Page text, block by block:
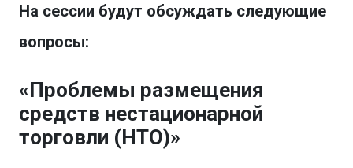
На сессии будут обсуждать следующие
вопросы:
«Проблемы размещения
средств нестационарной
торговли (НТО)»